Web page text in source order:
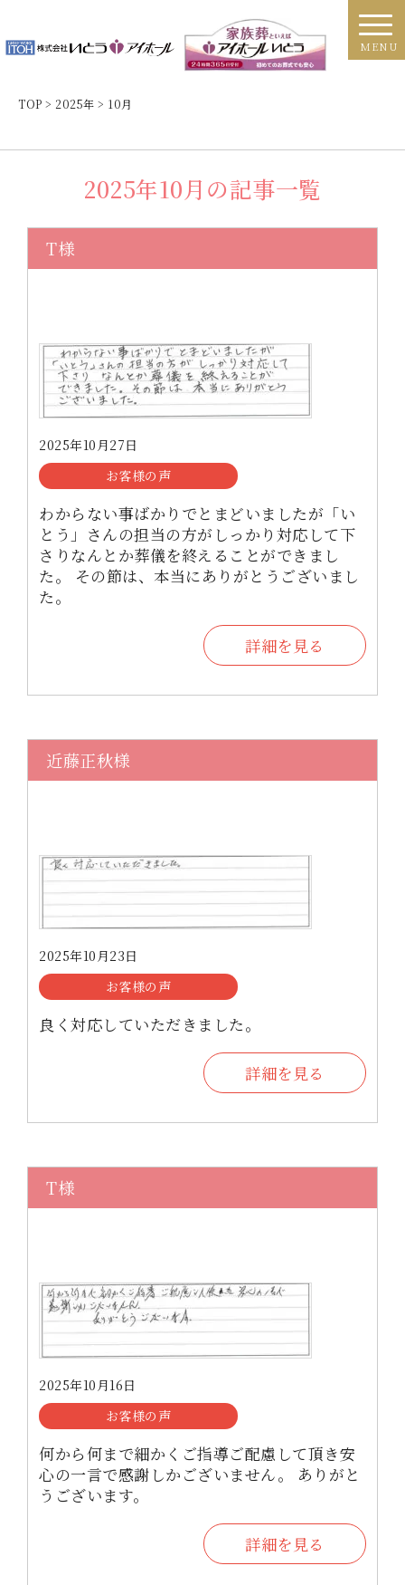
MENU
TOP > 2025年 > 10月
2025年10月の記事一覧
T様
2025年10月27日
お客様の声
わからない事ばかりでとまどいましたが「い
とう」さんの担当の方がしっかり対応して下
さりなんとか葬儀を終えることができまし
た。 その節は、本当にありがとうございまし
た。
詳細を見る
近藤正秋様
2025年10月23日
お客様の声
良く対応していただきました。
詳細を見る
T様
2025年10月16日
お客様の声
何から何まで細かくご指導ご配慮して頂き安
心の一言で感謝しかございません。 ありがと
うございます。
詳細を見る